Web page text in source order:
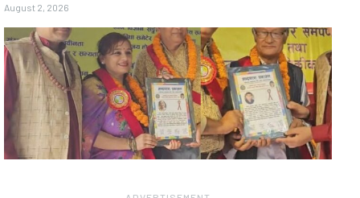
August 2, 2026